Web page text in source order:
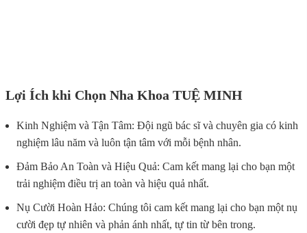
Lợi Ích khi Chọn Nha Khoa TUỆ MINH
Kinh Nghiệm và Tận Tâm: Đội ngũ bác sĩ và chuyên gia có kinh
nghiệm lâu năm và luôn tận tâm với mỗi bệnh nhân.
Đảm Bảo An Toàn và Hiệu Quả: Cam kết mang lại cho bạn một
trải nghiệm điều trị an toàn và hiệu quả nhất.
Nụ Cười Hoàn Hảo: Chúng tôi cam kết mang lại cho bạn một nụ
cười đẹp tự nhiên và phản ánh nhất, tự tin từ bên trong.